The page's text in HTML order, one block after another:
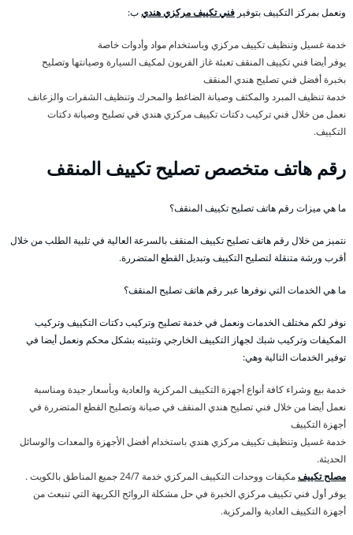
ونعمل بمركز التكييف بتوفير فني تكييف مركزي هنديب:
خدمة غسيل وتنظيف تكييف مركزي وباستخدام مواد وأدوات خاصة
يوفر أيضا فني تكييف المنقف تعبئة غاز الفريون لمكيف السيارة وصيانتها وتصليح
بخبرة أفضل فني تصليح هندي المنقف
خدمة تنظيف المبرد والمكثف وصيانة الضاغط والمحرك وتنظيف الشفرات والزعانف
نعمل من خلال فني تركيب دكتات تكييف مركزي هندي في تصليح وصيانة دكتات
التكييف.
رقم هاتف متخصص تصليح تكييف المنقف
ما هي ميزات رقم هاتف تصليح تكييف المنقف؟
نتميز من خلال رقم هاتف تصليح تكييف المنقف بالسرعة العالية في تلبية الطلب من خلال
أقرب ورشة متنقلة لتصليح التكييف وتبديل القطع المتضررة.
ما هي الخدمات التي نوفرها عبر رقم هاتف تصليح المنقف؟
نوفر لكم مختلف الخدمات ونعمل في خدمة تصليح وتركيب دكتات التكييف وتركيب
المكيفات وتركيب شبك لجهاز التكييف الخارجي وتثبيته بشكل محكم ونعمل أيضا في
توفير الخدمات التالية وهي:
خدمة بيع وشراء كافة أنواع أجهزة التكييف المركزية والعادية وبأسعار جيدة ومناسبة
نعمل أيضا من خلال فني تصليح هندي المنقف في صيانة وتصليح القطع المتضررة في
أجهزة التكييف
خدمة غسيل وتنظيف تكييف مركزي هندي باستخدام أفضل الأجهزة والمعدات والوسائل
الحديثة.
مصلح تكييفمكيفات ووحدات التكييف المركزي خدمة 24/7 جميع المناطق بالكويت .
يوفر أول فني تكييف مركزي الخبرة في حل مشكلة الروائح الكريهة التي تنبعث من
أجهزة التكييف العادية والمركزية.